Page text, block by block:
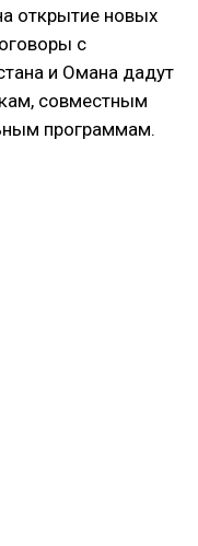
открытие новых
с
и Омана дадут
совместным
программам.